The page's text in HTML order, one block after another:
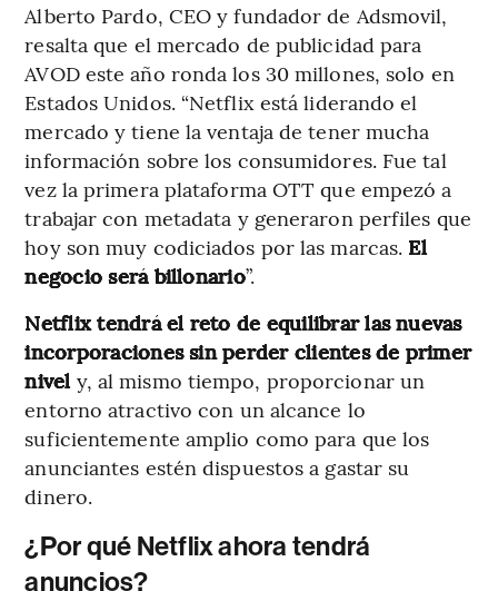
Alberto Pardo, CEO y fundador de Adsmovil,
resalta que el mercado de publicidad para
AVOD este año ronda los 30 millones, solo en
Estados Unidos. “Netflix está liderando el
mercado y tiene la ventaja de tener mucha
información sobre los consumidores. Fue tal
vez la primera plataforma OTT que empezó a
trabajar con metadata y generaron perfiles que
hoy son muy codiciados por las marcas. El
negocio será billonario”.
Netflix tendrá el reto de equilibrar las nuevas
incorporaciones sin perder clientes de primer
nively, al mismo tiempo, proporcionar un
entorno atractivo con un alcance lo
suficientemente amplio como para que los
anunciantes estén dispuestos a gastar su
dinero.
¿Por qué Netflix ahora tendrá
anuncios?